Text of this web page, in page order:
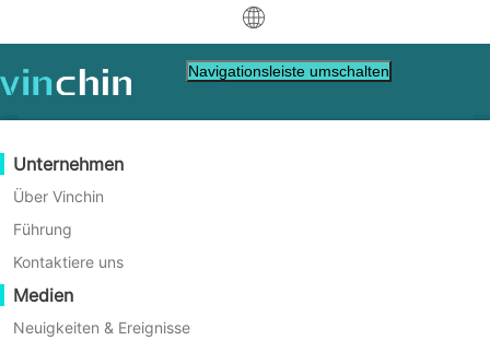
中文
Datenschutz
Backup & Recovery
Echtzeitreplikation
Kontinuierlicher Datenschutz
Offsite-Kopie
Archivierung
Virtuell
VMware
Hyper-V
Proxmox
XCP-ng
oVirt
Unterstützung-Ressourcen
Wissensdatenbank
Wie man Videos abspielt
Hilfezentrum
Live-Veranstaltungen
Webinare
Kaufanleitung
Erfahren Sie, wie Sie kaufen
Lizenzrichtlinie
Häufig gestellte Fragen
Kontakt
Angebot anfordern
Werden Sie ein Partner
Partner Programm
Werden Sie ein Partner
Finde einen Partner.
Finden Sie einen lokalen Partner
Bereits Partner
Unternehmen
Über Vinchin
Führung
Kontaktiere uns
Medien
Neuigkeiten & Ereignisse
Navigationsleiste umschalten
Startseite
Alternative zu Synology
Active Backup für
Unternehmen
Active Backup for Business ist eine gute
Lösung, um IT-Geräte auf ein Synology NAS